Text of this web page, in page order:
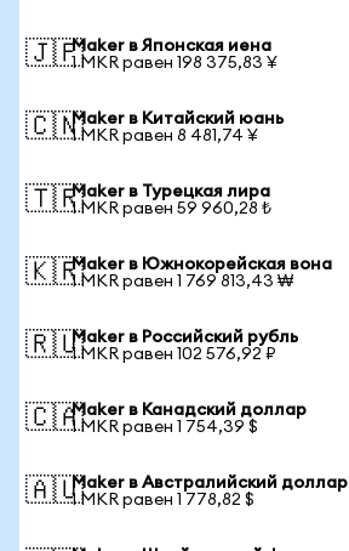
🇯🇵Maker в Японская иена
1 MKR равен 198 375,83 ¥
🇨🇳Maker в Китайский юань
1 MKR равен 8 481,74 ¥
🇹🇷Maker в Турецкая лира
1 MKR равен 59 960,28 ₺
🇰🇷Maker в Южнокорейская вона
1 MKR равен 1 769 813,43 ₩
🇷🇺Maker в Российский рубль
1 MKR равен 102 576,92 ₽
🇨🇦Maker в Канадский доллар
1 MKR равен 1 754,39 $
🇦🇺Maker в Австралийский доллар
1 MKR равен 1 778,82 $